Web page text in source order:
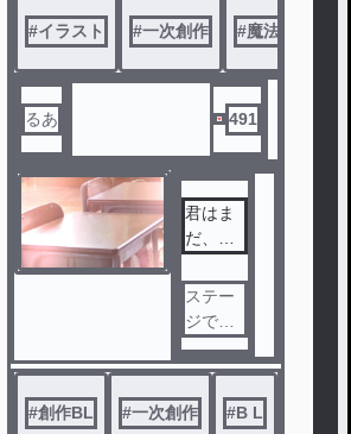
描いた界
隈はタグ
追加しま
す
《描く予
定の界隈
コ・ヘタ
リア
#イラスト #一次創作 #魔法少女ま
るあ 491
君はま
だ、俺
ない
ステー
ジでは
、誰よ
りも近
い存在
。
#創作BL #一次創作 #B L